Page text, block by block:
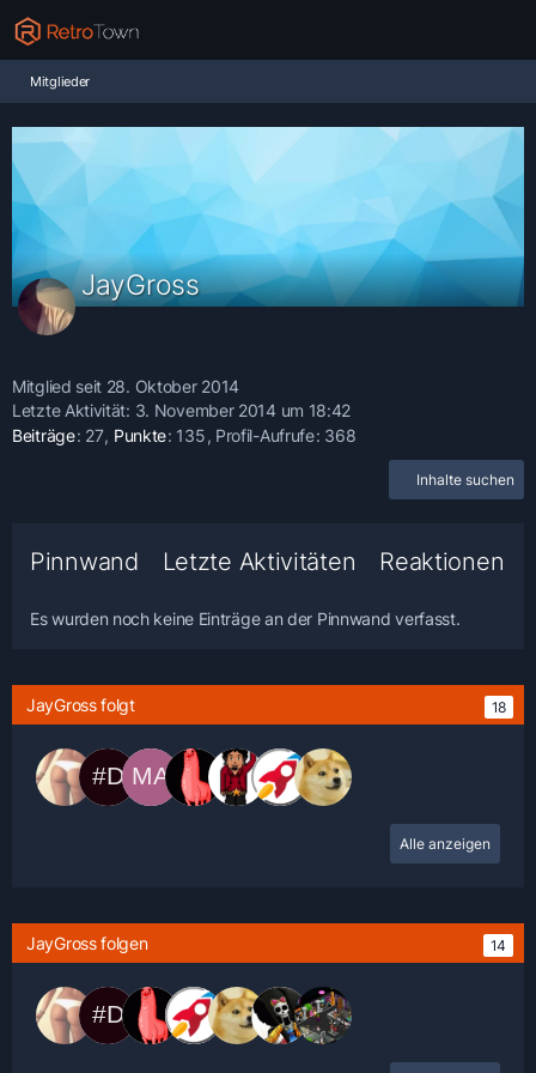
Mitglieder
JayGross
Mitglied seit 28. Oktober 2014
Letzte Aktivität: 3. November 2014 um 18:42
Beiträge 27 Punkte 135 Profil-Aufrufe 368
Inhalte suchen
Pinnwand Letzte Aktivitäten Reaktionen
Es wurden noch keine Einträge an der Pinnwand verfasst.
JayGross folgt 18
Alle anzeigen
JayGross folgen 14